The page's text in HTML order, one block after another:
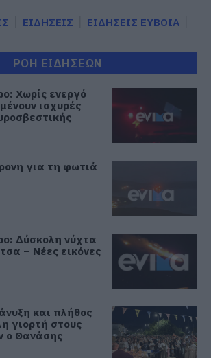
ΕΙΔΗΣΕΙΣ
ΕΙΔΗΣΕΙΣ ΕΥΒΟΙΑ
ΡΟΗ ΕΙΔΗΣΕΩΝ
Χωρίς ενεργό
ισχυρές
για τη φωτιά
Δύσκολη νύχτα
– Νέες εικόνες
και πλήθος
γιορτή στους
ο Θανάσης